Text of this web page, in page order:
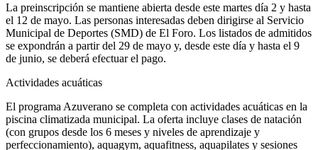
La preinscripción se mantiene abierta desde este martes día 2 y hasta
el 12 de mayo. Las personas interesadas deben dirigirse al Servicio
Municipal de Deportes (SMD) de El Foro. Los listados de admitidos
se expondrán a partir del 29 de mayo y, desde este día y hasta el 9
de junio, se deberá efectuar el pago.
Actividades acuáticas
El programa Azuverano se completa con actividades acuáticas en la
piscina climatizada municipal. La oferta incluye clases de natación
(con grupos desde los 6 meses y niveles de aprendizaje y
perfeccionamiento), aquagym, aquafitness, aquapilates y sesiones